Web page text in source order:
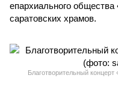
епархиального
саратовских храмов.
Благотворительный